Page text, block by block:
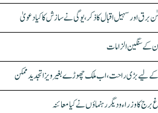
برق اور سہیل اقبال کا ذکر، یوگی نے سازش کا کیا دعویٰ
کے سنگین الزامات
کا وزراء و دیگر رہنماؤں نے کیا معائنہ